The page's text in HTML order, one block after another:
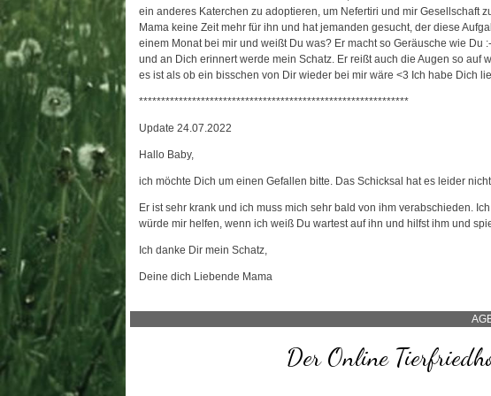
ein anderes Katerchen zu adoptieren, um Nefertiri und mir Gesellschaft
Mama keine Zeit mehr für ihn und hat jemanden gesucht, der diese
einem Monat bei mir und weißt Du was? Er macht so Geräusche wie Du
und an Dich erinnert werde mein Schatz. Er reißt auch die Augen so auf
es ist als ob ein bisschen von Dir wieder bei mir wäre <3 Ich habe Dich
*************************************************************
Update 24.07.2022
Hallo Baby,
ich möchte Dich um einen Gefallen bitte. Das Schicksal hat es leider
Er ist sehr krank und ich muss mich sehr bald von ihm verabschieden.
würde mir helfen, wenn ich weiß Du wartest auf ihn und hilfst ihm und
Ich danke Dir mein Schatz,
Deine dich Liebende Mama
Der Online